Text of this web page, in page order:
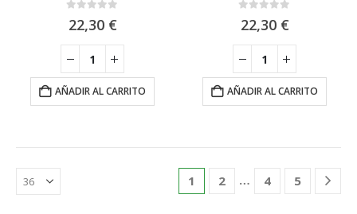
22,30 €
AÑADIR AL CARRITO
22,30 €
AÑADIR AL CARRITO
1 2 … 4 5